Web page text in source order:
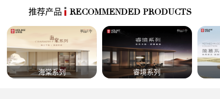
推荐产品 RECOMMENDED PRODUCTS
海棠系列 睿境系列